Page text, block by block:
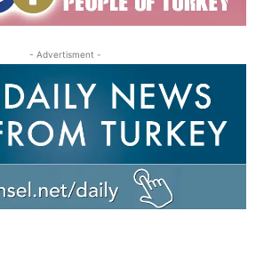
- Advertisment -